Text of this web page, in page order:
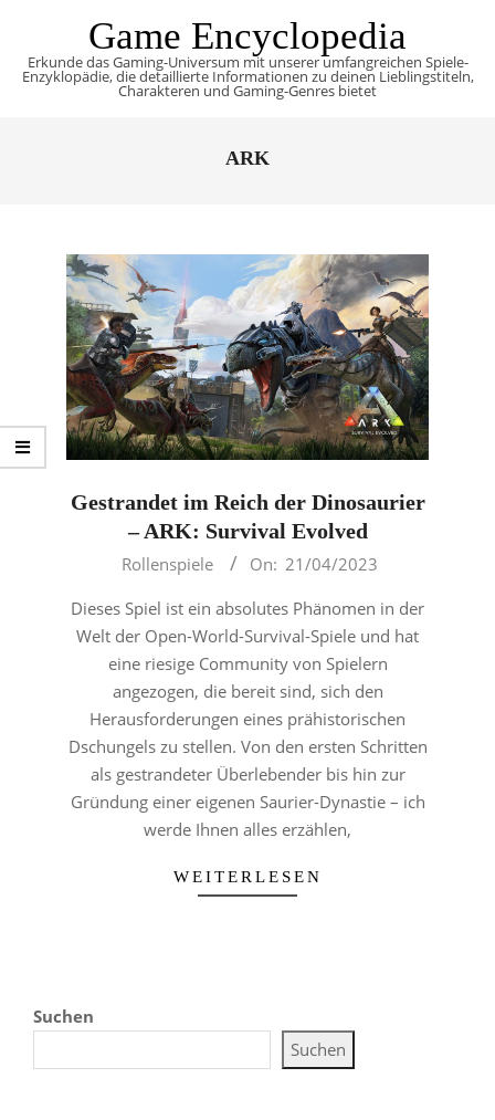
content
Game Encyclopedia
Erkunde das Gaming-Universum mit unserer umfangreichen Spiele-
Enzyklopädie, die detaillierte Informationen zu deinen Lieblingstiteln,
Charakteren und Gaming-Genres bietet
ARK
Gestrandet im Reich der Dinosaurier
– ARK: Survival Evolved
21
Rollenspiele On: 21/04/2023
Dieses Spiel ist ein absolutes Phänomen in der
Welt der Open-World-Survival-Spiele und hat
eine riesige Community von Spielern
angezogen, die bereit sind, sich den
Herausforderungen eines prähistorischen
Dschungels zu stellen. Von den ersten Schritten
als gestrandeter Überlebender bis hin zur
Gründung einer eigenen Saurier-Dynastie – ich
werde Ihnen alles erzählen,
WEITERLESEN
Suchen
Suchen